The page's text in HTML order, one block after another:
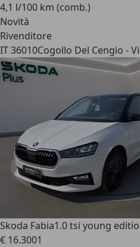
4,1 l/100 km (comb.)
Novità
Rivenditore
IT 36010Cogollo Del Cengio -
Skoda Fabia1.0 tsi young
€ 16.3001